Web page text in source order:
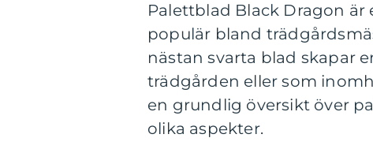
Palettblad Black Dragon
populär bland
nästan svarta blad skapar
trädgården eller som
en grundlig översikt över
olika aspekter.